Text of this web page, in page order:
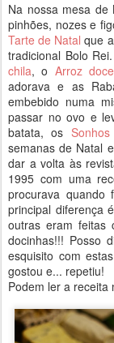
Na nossa mesa de
pinhões, nozes e
Tarte de Natal que
tradicional Bolo
chila, o Arroz doce
adorava e as
embebido numa
passar no ovo e
batata, os Sonhos
semanas de Natal
dar a volta às
1995 com uma
procurava quando
principal diferença
outras eram feitas
docinhas!!! Posso
esquisito com
gostou e... repetiu!
Podem ler a receita